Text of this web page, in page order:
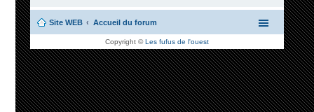
Site WEB Accueil du forum
Copyright ©Les fufus de l'ouest